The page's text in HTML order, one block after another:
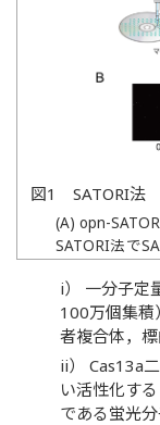
図1 SATORI法
(A) opn-
SATORI法で
i） 一分子定
100万個集積
者複合体，
ii） Cas13a
い活性化す
である蛍光